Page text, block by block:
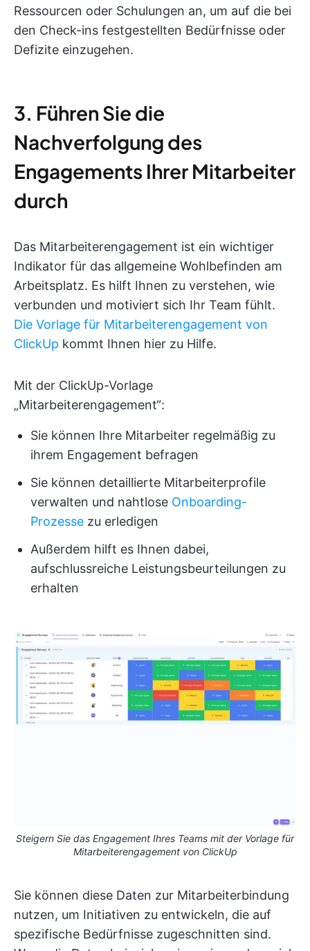
Ressourcen oder Schulungen an, um auf die bei
den Check-ins festgestellten Bedürfnisse oder
Defizite einzugehen.
3. Führen Sie die
Nachverfolgung des
Engagements Ihrer Mitarbeiter
durch
Das Mitarbeiterengagement ist ein wichtiger
Indikator für das allgemeine Wohlbefinden am
Arbeitsplatz. Es hilft Ihnen zu verstehen, wie
verbunden und motiviert sich Ihr Team fühlt.
Die Vorlage für Mitarbeiterengagement von
ClickUp kommt Ihnen hier zu Hilfe.
Mit der ClickUp-Vorlage
„Mitarbeiterengagement“:
Sie können Ihre Mitarbeiter regelmäßig zu
ihrem Engagement befragen
Sie können detaillierte Mitarbeiterprofile
verwalten und nahtlose Onboarding-
Prozesse zu erledigen
Außerdem hilft es Ihnen dabei,
aufschlussreiche Leistungsbeurteilungen zu
erhalten
Steigern Sie das Engagement Ihres Teams mit der Vorlage für
Mitarbeiterengagement von ClickUp
Sie können diese Daten zur Mitarbeiterbindung
nutzen, um Initiativen zu entwickeln, die auf
spezifische Bedürfnisse zugeschnitten sind.